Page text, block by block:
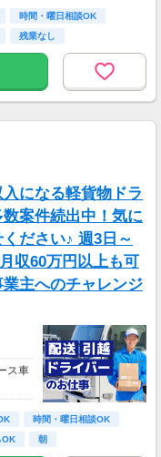
時間・曜日相談OK
残業なし
になる軽貨物ドラ
案件続出中！気に
ださい♪ 週3日～
収60万円以上も可
主へのチャレンジ
ス車
時間・曜日相談OK
OK 朝